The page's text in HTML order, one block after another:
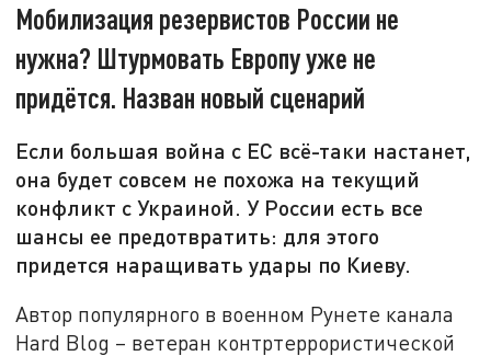
Мобилизация резервистов России не
нужна? Штурмовать Европу уже не
придётся. Назван новый сценарий
Если большая война с ЕС всё-таки настанет,
она будет совсем не похожа на текущий
конфликт с Украиной. У России есть все
шансы ее предотвратить: для этого
придется наращивать удары по Киеву.
Автор популярного в военном Рунете канала
Hard Blog – ветеран контртеррористической